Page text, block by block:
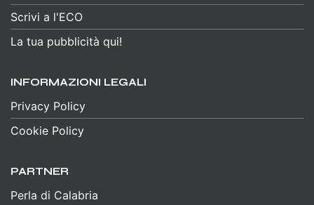
Scrivi a l'ECO
La tua pubblicità qui!
INFORMAZIONI LEGALI
Privacy Policy
Cookie Policy
PARTNER
Perla di Calabria